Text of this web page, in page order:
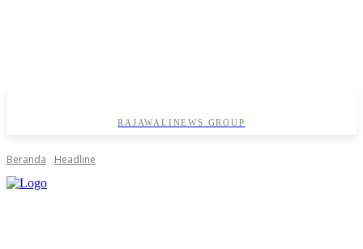
RAJAWALINEWS GROUP
Beranda Headline